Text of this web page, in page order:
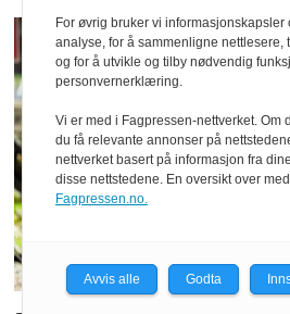
For øvrig bruker vi
analyse, for å sammenligne nettlesere,
og for å utvikle og tilby nødvendig
personvernerklæring.
Vi er med i Fagpressen-nettverket. Om
du få relevante annonser på
nettverket basert på informasjon fra
disse nettstedene. En oversikt over
Fagpressen.no.
Avvis alle Godta